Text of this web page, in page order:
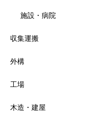
施設・病院
収集運搬
外構
工場
木造・建屋